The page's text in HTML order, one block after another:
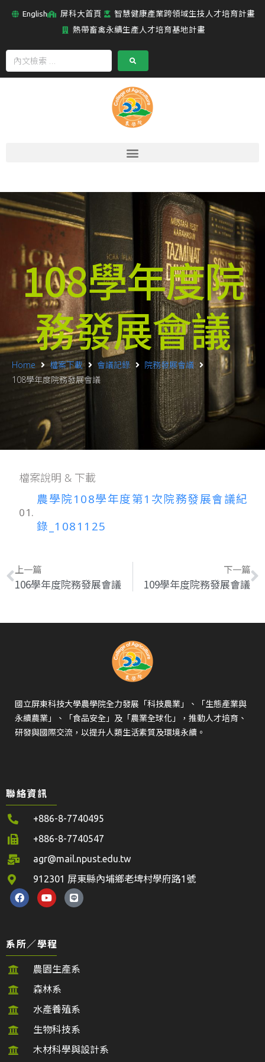
English 屏科大首頁
智慧健康產業跨領域生技人才培育計畫
熱帶畜禽永續生產人才培育基地計畫
108學年度院
務發展會議
Home 檔案下載 會議記錄
院務發展會議
108學年度院務發展會議
檔案說明 & 下載
01.
農學院108學年度第1次院務發展會議紀
錄_1081125
上一篇
106學年度院務發展會議
下一篇
109學年度院務發展會議
國立屏東科技大學農學院全力發展「科技農業」、「生態產業與
永續農業」、「食品安全」及「農業全球化」，推動人才培育、
研發與國際交流，以提升人類生活素質及環境永續。
聯絡資訊
+886-8-7740495
+886-8-7740547
agr@mail.npust.edu.tw
912301 屏東縣內埔鄉老埤村學府路1號
系所／學程
農園生產系
森林系
水產養殖系
生物科技系
木材科學與設計系